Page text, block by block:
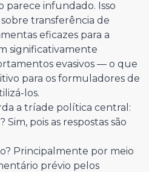
parece infundado. Isso
transferência de
eficazes para a
significativamente
evasivos — o que
para os formuladores de
los.
a tríade política central:
pois as respostas são
Principalmente por meio
prévio pelos